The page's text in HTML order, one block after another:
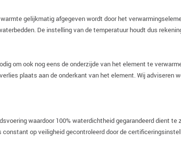
gelijkmatig afgegeven wordt door het
De instelling van de temperatuur houdt dus
om ook nog eens de onderzijde van het element te
plaats aan de onderkant van het element. Wij adviseren
waardoor 100% waterdichtheid gegarandeerd dient
op veiligheid gecontroleerd door de